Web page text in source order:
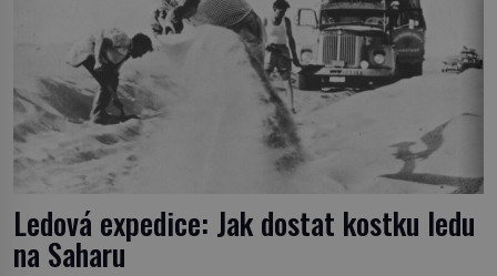
Ledová expedice: Jak dostat kostku ledu
na Saharu